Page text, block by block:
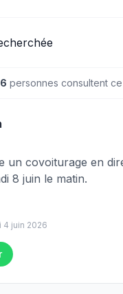
6 personnes consultentce
un covoiturage en
8 juin le matin.
4 juin 2026